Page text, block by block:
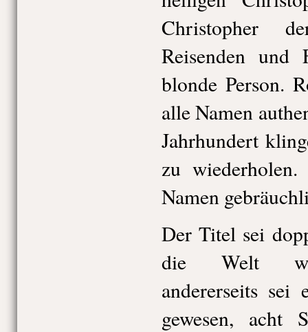
Christopher
Reisenden
blonde Person.
alle Namen
Jahrhundert
zu wiederholen.
Namen
Der Titel sei
die Welt
andererseits
gewesen, acht